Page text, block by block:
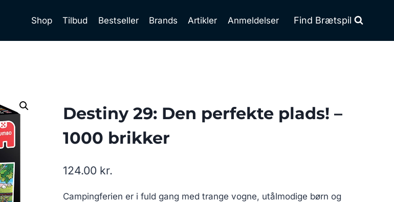
Shop Tilbud Bestseller Brands Artikler Anmeldelser Find Brætspil
Destiny 29: Den perfekte plads! –
1000 brikker
124.00 kr.
Campingferien er i fuld gang med trange vogne, utålmodige børn og